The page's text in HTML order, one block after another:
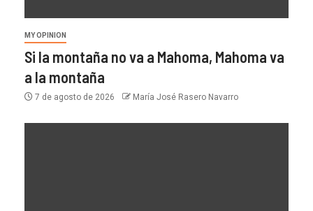
MY OPINION
Si la montaña no va a Mahoma, Mahoma va
a la montaña
7 de agosto de 2026 María José Rasero Navarro